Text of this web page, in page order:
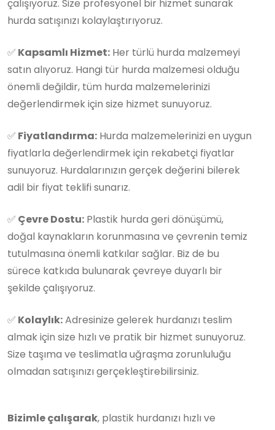
çalışıyoruz. Size profesyonel bir hizmet sunarak
hurda satışınızı kolaylaştırıyoruz.
✅ Kapsamlı Hizmet: Her türlü hurda malzemeyi
satın alıyoruz. Hangi tür hurda malzemesi olduğu
önemli değildir, tüm hurda malzemelerinizi
değerlendirmek için size hizmet sunuyoruz.
✅ Fiyatlandırma: Hurda malzemelerinizi en uygun
fiyatlarla değerlendirmek için rekabetçi fiyatlar
sunuyoruz. Hurdalarınızın gerçek değerini bilerek
adil bir fiyat teklifi sunarız.
✅ Çevre Dostu: Plastik hurda geri dönüşümü,
doğal kaynakların korunmasına ve çevrenin temiz
tutulmasına önemli katkılar sağlar. Biz de bu
sürece katkıda bulunarak çevreye duyarlı bir
şekilde çalışıyoruz.
✅ Kolaylık:Adresinize gelerek hurdanızı teslim
almak için size hızlı ve pratik bir hizmet sunuyoruz.
Size taşıma ve teslimatla uğraşma zorunluluğu
olmadan satışınızı gerçekleştirebilirsiniz.
Bizimle çalışarak, plastik hurdanızı hızlı ve